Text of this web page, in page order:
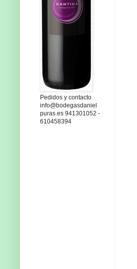
Pedidos y contacto
info@bodegasdaniel
puras.es 941301052 -
610458394